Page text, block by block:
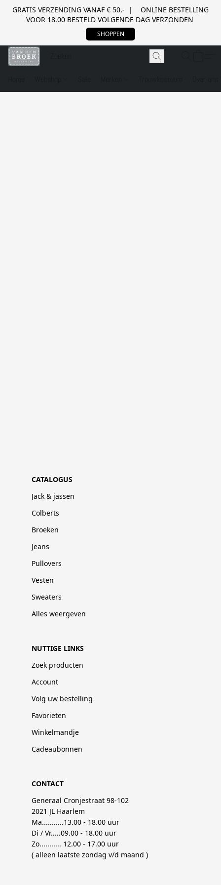
GRATIS VERZENDING VANAF € 50,- | ONLINE BESTELLING
VOOR 18.00 BESTELD VOLGENDE DAG VERZONDEN
SHOPPEN
CATALOGUS
Jack & jassen
Colberts
Broeken
Jeans
Pullovers
Vesten
Sweaters
Alles weergeven
NUTTIGE LINKS
Zoek producten
Account
Volg uw bestelling
Favorieten
Winkelmandje
Cadeaubonnen
CONTACT
Generaal Cronjestraat 98-102
2021 JL Haarlem
Ma...........13.00 - 18.00 uur
Di / Vr.....09.00 - 18.00 uur
Zo........... 12.00 - 17.00 uur
( alleen laatste zondag v/d maand )